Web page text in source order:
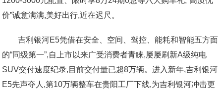
价”诚意满满,美好出行,近在迟尺。
吉利银河E5凭借在安全、空间、驾控、能耗和智能五方面
的“同级第一”,自上市以来广受消费者青睐,屡屡刷新A级纯电
SUV交付速度纪录,目前交付量已超8万辆。进入新年,吉利银河
E5先声夺人,第10万辆整车在贵阳工厂下线,为吉利银河冲击更